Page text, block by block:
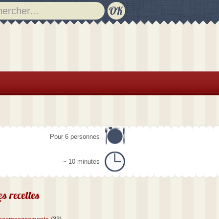
Pour 6 personnes
~ 10 minutes
recettes